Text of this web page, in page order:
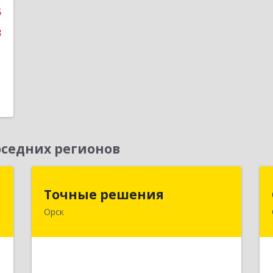
регионов
Точные решения
Орск